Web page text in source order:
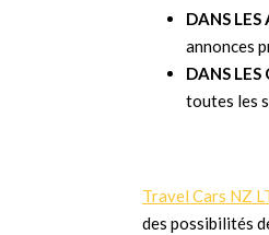
DANS LES
annonces
DANS LES
toutes les
Travel Cars NZ
des possibilités